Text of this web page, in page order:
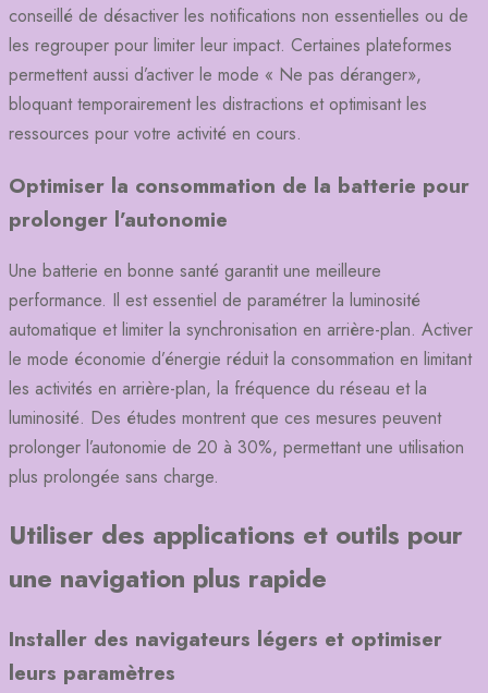
conseillé de désactiver les notifications non essentielles ou de
les regrouper pour limiter leur impact. Certaines plateformes
permettent aussi d’activer le mode « Ne pas déranger»,
bloquant temporairement les distractions et optimisant les
ressources pour votre activité en cours.
Optimiser la consommation de la batterie pour
prolonger l’autonomie
Une batterie en bonne santé garantit une meilleure
performance. Il est essentiel de paramétrer la luminosité
automatique et limiter la synchronisation en arrière-plan. Activer
le mode économie d’énergie réduit la consommation en limitant
les activités en arrière-plan, la fréquence du réseau et la
luminosité. Des études montrent que ces mesures peuvent
prolonger l’autonomie de 20 à 30%, permettant une utilisation
plus prolongée sans charge.
Utiliser des applications et outils pour
une navigation plus rapide
Installer des navigateurs légers et optimiser
leurs paramètres